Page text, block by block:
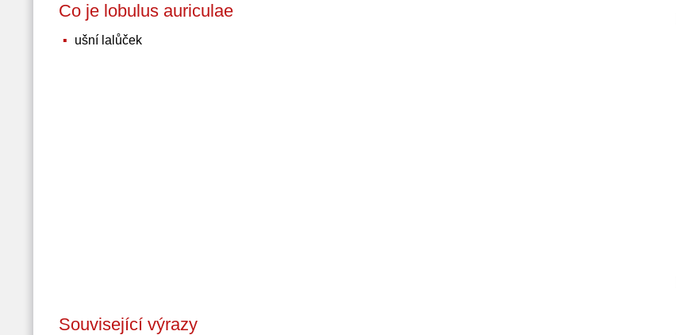
Co je lobulus auriculae
ušní lalůček
Související výrazy